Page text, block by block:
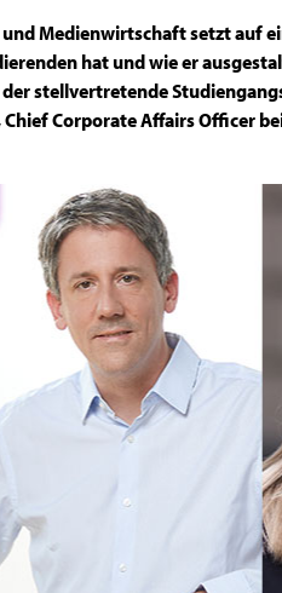
Medienwirtschaft setzt auf
hat und wie er
stellvertretende
Corporate Affairs Officer